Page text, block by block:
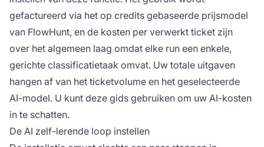
gefactureerd via het op credits gebaseerde prijsmodel
van FlowHunt, en de kosten per verwerkt ticket zijn
over het algemeen laag omdat elke run een enkele,
gerichte classificatietaak omvat. Uw totale uitgaven
hangen af van het ticketvolume en het geselecteerde
AI-model. U kunt deze gids gebruiken om uw AI-kosten
in te schatten.
De AI zelf-lerende loop instellen